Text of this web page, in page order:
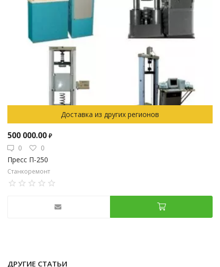
Доставка из других регионов
500 000.00 ₽
0
0
Пресс П-250
Станкоремонт
ДРУГИЕ СТАТЬИ